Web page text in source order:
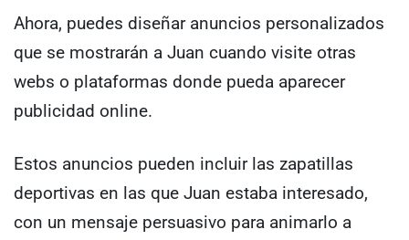
Ahora, puedes diseñar anuncios personalizados
que se mostrarán a Juan cuando visite otras
webs o plataformas donde pueda aparecer
publicidad online.
Estos anuncios pueden incluir las zapatillas
deportivas en las que Juan estaba interesado,
con un mensaje persuasivo para animarlo a